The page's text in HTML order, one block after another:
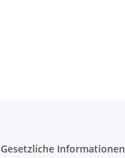
Gesetzliche Informationen